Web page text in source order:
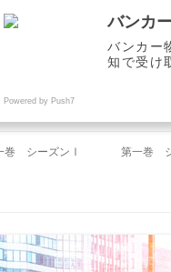
語『ディー
巻 シーズンⅠ
3回 「嫉み」
第一巻
第20回
バンカー
知で受け
Powered by Push7